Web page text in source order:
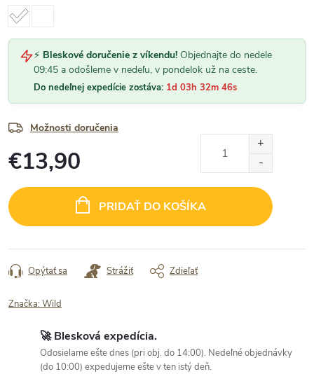
⚡ Bleskové doručenie z víkendu! Objednajte do nedele
09:45 a odošleme v nedeľu, v pondelok už na ceste.
Do nedeľnej expedície zostáva: 1d 03h 32m 45s
Možnosti doručenia
€13,90
cena:
PRIDAŤ DO KOŠÍKA
Opýtať sa Strážiť Zdieľať
Značka:Wild
🚀 Blesková expedícia.
Odosielame ešte dnes (pri obj. do 14:00). Nedeľné objednávky
(do 10:00) expedujeme ešte v ten istý deň.